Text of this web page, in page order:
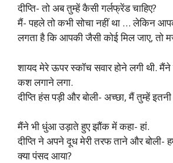
दीप्ति- तो अब तुम्हें कैसी गर्लफ्रेंड चाहिए?
मैं- पहले तो कभी सोचा नहीं था … लेकिन
लगता है कि आपकी जैसी कोई मिल जाए, तो
शायद मेरे ऊपर स्कॉच सवार होने लगी थी.
कश लगाने लगा.
दीप्ति हंस पड़ी और बोली- अच्छा, मैं तुम्हें
मैंने भी धुंआ उड़ाते हुए झौंक में कहा- हां.
दीप्ति ने अपने दूध मेरी तरफ ताने और बोली-
क्या पंसद आया?